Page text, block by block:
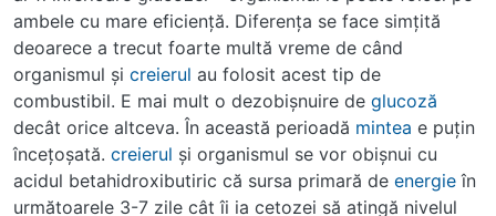
ambele cu mare eficienţă. Diferenţa se face simţită
deoarece a trecut foarte multă vreme de când
organismul şi creierul au folosit acest tip de
combustibil. E mai mult o dezobişnuire de glucoză
decât orice altceva. În această perioadă mintea e puţin
înceţoşată. creierul şi organismul se vor obişnui cu
acidul betahidroxibutiric că sursa primară de energie în
următoarele 3-7 zile cât îi ia cetozei să atingă nivelul